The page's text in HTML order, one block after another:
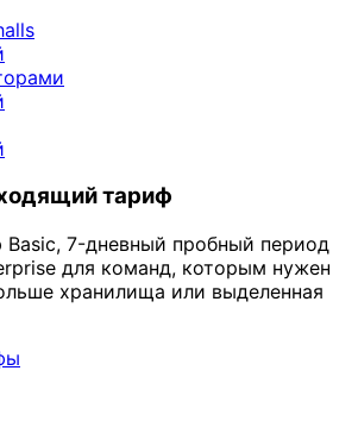
тариф
Basic, 7-дневный пробный период
для команд, которым нужен
хранилища или выделенная